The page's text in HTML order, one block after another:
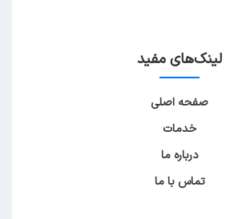
لینک‌های مفید
صفحه اصلی
خدمات
درباره ما
تماس با ما